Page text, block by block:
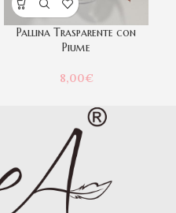
Pallina Trasparente con
Piume
8,00€